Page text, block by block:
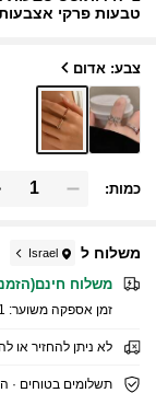
טבעות פרקי אצבעות
צבע: אדום
כמות:
משלוח ל Israel
משלוח חינם(הזמנות ≥
זמן אספקה ​​משוער:
לא ניתן להחזיר או
תשלומים בטוחים ·